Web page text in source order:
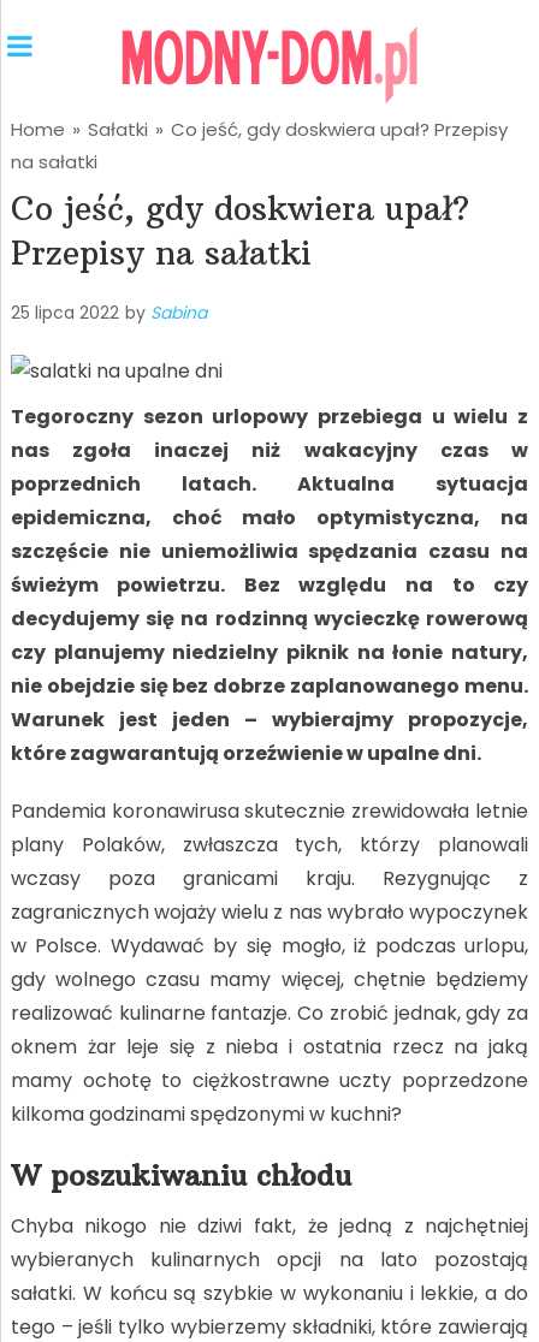
Home » Sałatki » Co jeść, gdy doskwiera upał? Przepisy
na sałatki
Co jeść, gdy doskwiera upał?
Przepisy na sałatki
25 lipca 2022 by Sabina
Tegoroczny sezon urlopowy przebiega u wielu z
nas zgoła inaczej niż wakacyjny czas w
poprzednich latach. Aktualna sytuacja
epidemiczna, choć mało optymistyczna, na
szczęście nie uniemożliwia spędzania czasu na
świeżym powietrzu. Bez względu na to czy
decydujemy się na rodzinną wycieczkę rowerową
czy planujemy niedzielny piknik na łonie natury,
nie obejdzie się bez dobrze zaplanowanego menu.
Warunek jest jeden – wybierajmy propozycje,
które zagwarantują orzeźwienie w upalne dni.
Pandemia koronawirusa skutecznie zrewidowała letnie
plany Polaków, zwłaszcza tych, którzy planowali
wczasy poza granicami kraju. Rezygnując z
zagranicznych wojaży wielu z nas wybrało wypoczynek
w Polsce. Wydawać by się mogło, iż podczas urlopu,
gdy wolnego czasu mamy więcej, chętnie będziemy
realizować kulinarne fantazje. Co zrobić jednak, gdy za
oknem żar leje się z nieba i ostatnia rzecz na jaką
mamy ochotę to ciężkostrawne uczty poprzedzone
kilkoma godzinami spędzonymi w kuchni?
W poszukiwaniu chłodu
Chyba nikogo nie dziwi fakt, że jedną z najchętniej
wybieranych kulinarnych opcji na lato pozostają
sałatki. W końcu są szybkie w wykonaniu i lekkie, a do
tego – jeśli tylko wybierzemy składniki, które zawierają